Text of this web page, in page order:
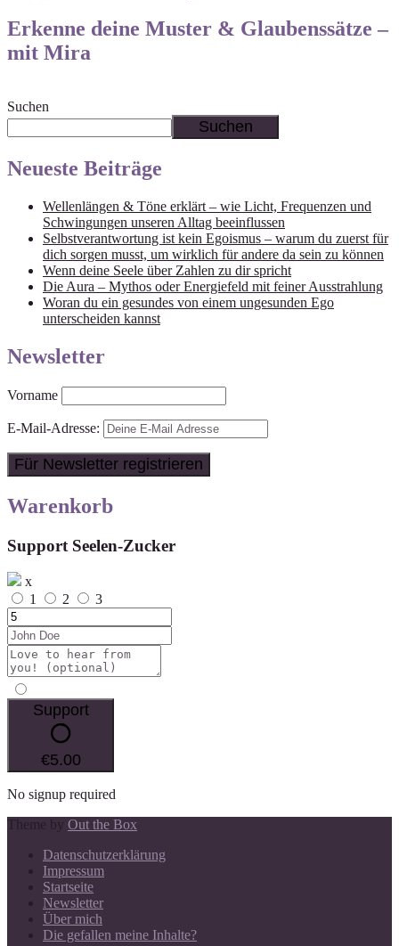
Erkenne deine Muster & Glaubenssätze –
mit Mira
Suchen
Suchen
Neueste Beiträge
Wellenlängen & Töne erklärt – wie Licht, Frequenzen und
Schwingungen unseren Alltag beeinflussen
Selbstverantwortung ist kein Egoismus – warum du zuerst für
dich sorgen musst, um wirklich für andere da sein zu können
Wenn deine Seele über Zahlen zu dir spricht
Die Aura – Mythos oder Energiefeld mit feiner Ausstrahlung
Woran du ein gesundes von einem ungesunden Ego
unterscheiden kannst
Newsletter
Vorname
E-Mail-Adresse:
Warenkorb
Support Seelen-Zucker
x
1
2 3
Support
€5.00
No signup required
Theme by Out the Box
Datenschutzerklärung
Impressum
Startseite
Newsletter
Über mich
Die gefallen meine Inhalte?